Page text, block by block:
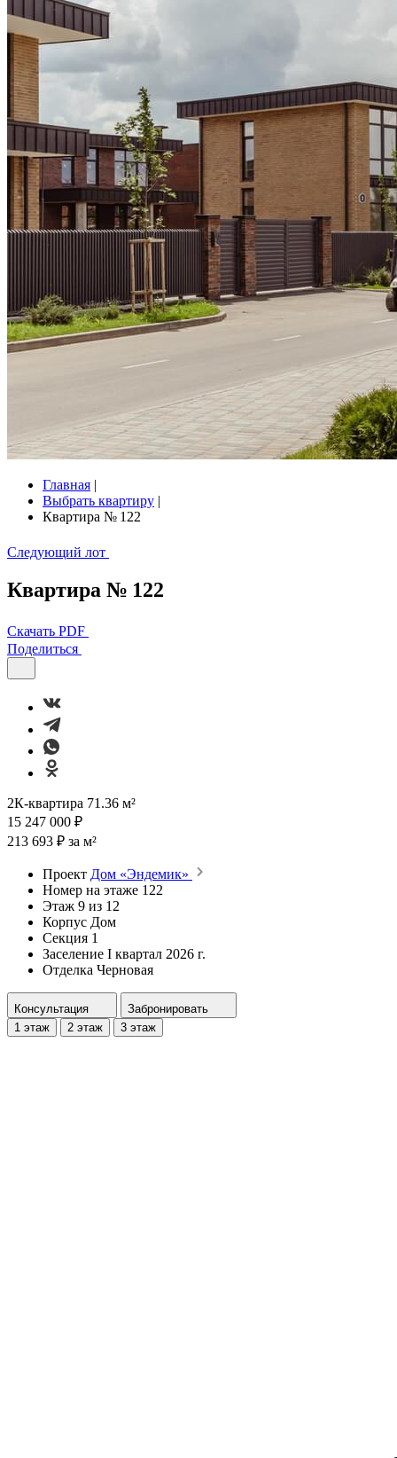
Главная |
Выбрать квартиру |
Квартира № 122
Следующий лот
Квартира № 122
Скачать PDF
Поделиться
2К-квартира 71.36 м²
15 247 000 ₽
213 693 ₽ за м²
Проект Дом «Эндемик»
Номер на этаже 122
Этаж 9 из 12
Корпус Дом
Секция 1
Заселение I квартал 2026 г.
Отделка Черновая
Консультация
Забронировать
1 этаж
2 этаж 3 этаж